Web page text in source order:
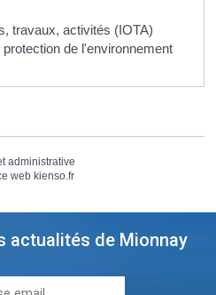
travaux, activités (IOTA)
de l'environnement
administrative
web kienso.fr
actualités de Mionnay